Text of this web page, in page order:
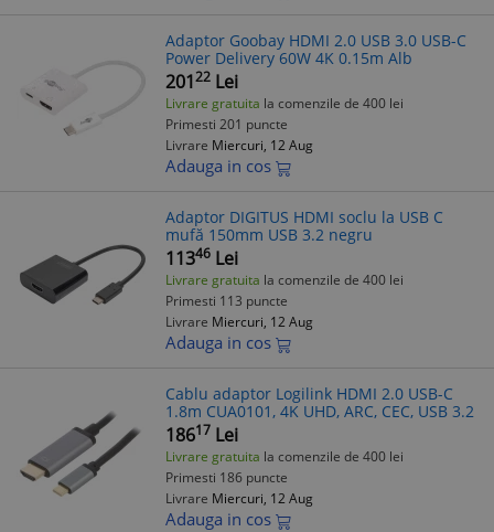
Adaptor Goobay HDMI 2.0 USB 3.0 USB-C
Power Delivery 60W 4K 0.15m Alb
20122 Lei
Livrare gratuita la comenzile de 400 lei
Primesti 201 puncte
Livrare Miercuri, 12 Aug
Adauga in cos
Adaptor DIGITUS HDMI soclu la USB C
mufă 150mm USB 3.2 negru
11346 Lei
Livrare gratuita la comenzile de 400 lei
Primesti 113 puncte
Livrare Miercuri, 12 Aug
Adauga in cos
Cablu adaptor Logilink HDMI 2.0 USB-C
1.8m CUA0101, 4K UHD, ARC, CEC, USB 3.2
18617 Lei
Livrare gratuita la comenzile de 400 lei
Primesti 186 puncte
Livrare Miercuri, 12 Aug
Adauga in cos